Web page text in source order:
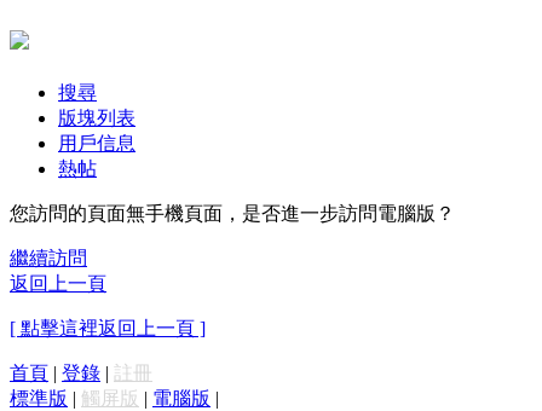
搜尋
版塊列表
用戶信息
熱帖
您訪問的頁面無手機頁面，是否進一步訪問電腦版？
繼續訪問
返回上一頁
[ 點擊這裡返回上一頁 ]
首頁 | 登錄 | 註冊
標準版 | 觸屏版 | 電腦版 |